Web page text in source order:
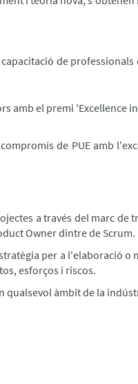
de
amb el premi 'Excellence
de PUE amb
a través del marc de
Owner dintre de Scrum.
per a l'elaboració o
esforços i riscos.
qualsevol àmbit de la